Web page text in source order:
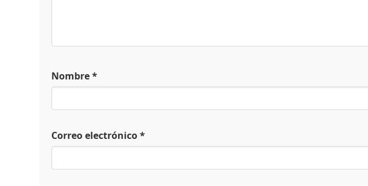
Nombre*
Correo electrónico*